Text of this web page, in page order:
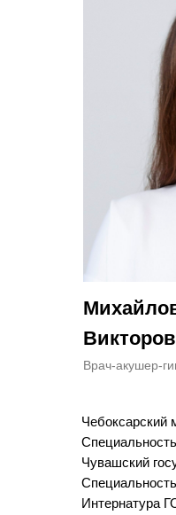
Врач-акушер-
Чебоксарский
Чувашский
Интернатура